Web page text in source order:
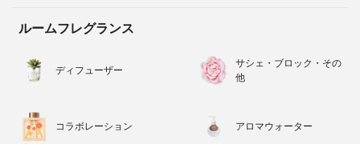
ルームフレグランス
ディフューザー
サシェ・ブロック・その
他
コラボレーション アロマウォーター